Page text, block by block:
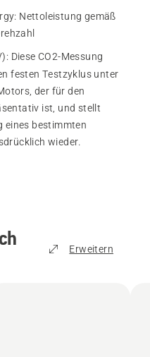
: Nettoleistung gemäß
: Diese CO2-Messung
festen Testzyklus unter
der für den
ist, und stellt
eines bestimmten
wieder.
Erweitern